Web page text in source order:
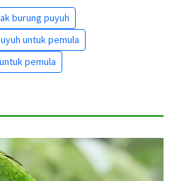
burung puyuh
untuk pemula
pemula